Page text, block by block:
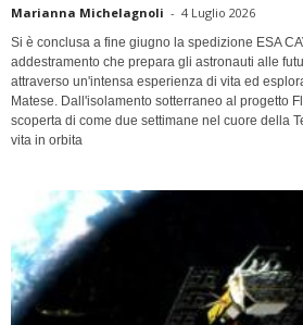
Marianna Michelagnoli - 4 Luglio 2026
Si è conclusa a fine giugno la spedizione ESA
addestramento che prepara gli astronauti alle
attraverso un'intensa esperienza di vita ed
Matese. Dall'isolamento sotterraneo al progetto
scoperta di come due settimane nel cuore della
vita in orbita